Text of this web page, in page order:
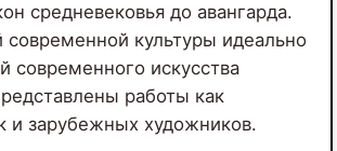
средневековья до авангарда.
культуры идеально
современного искусства
работы как
и зарубежных художников.